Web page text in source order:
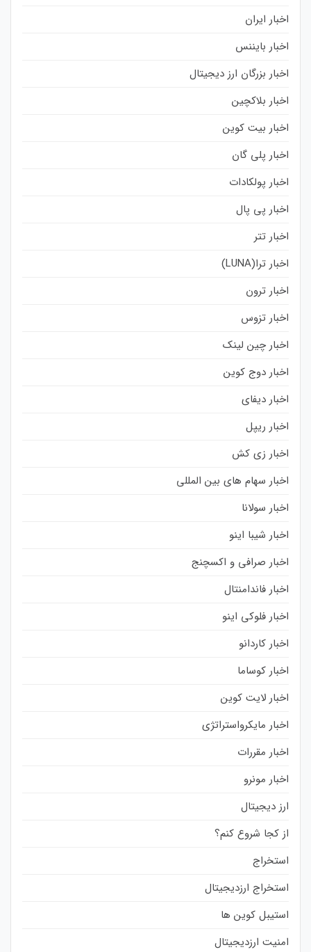
اخبار ایران
اخبار بایننس
اخبار بزرگان ارز دیجیتال
اخبار بلاکچین
اخبار بیت کوین
اخبار پلی گان
اخبار پولکادات
اخبار پی پال
اخبار تتر
اخبار ترا(LUNA)
اخبار ترون
اخبار تزوس
اخبار چین لینک
اخبار دوج کوین
اخبار دیفای
اخبار ریپل
اخبار زی کش
اخبار سهام های بین المللی
اخبار سولانا
اخبار شیبا اینو
اخبار صرافی و اکسچنج
اخبار فاندامنتال
اخبار فلوکی اینو
اخبار کاردانو
اخبار کوساما
اخبار لایت کوین
اخبار مایکرواستراتژی
اخبار مقررات
اخبار مونرو
ارز دیجیتال
از کجا شروع کنم؟
استخراج
استخراج ارزدیجیتال
استیبل کوین ها
امنیت ارزدیجیتال